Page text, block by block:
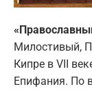
Милостивый,
Кипре в VII
Епифания. По